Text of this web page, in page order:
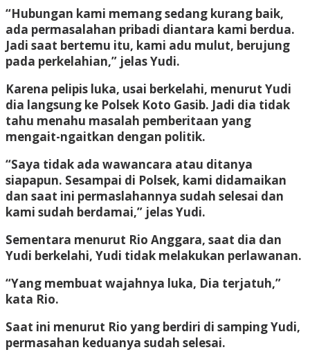
“Hubungan kami memang sedang kurang baik,
ada permasalahan pribadi diantara kami berdua.
Jadi saat bertemu itu, kami adu mulut, berujung
pada perkelahian,” jelas Yudi.
Karena pelipis luka, usai berkelahi, menurut Yudi
dia langsung ke Polsek Koto Gasib. Jadi dia tidak
tahu menahu masalah pemberitaan yang
mengait-ngaitkan dengan politik.
“Saya tidak ada wawancara atau ditanya
siapapun. Sesampai di Polsek, kami didamaikan
dan saat ini permaslahannya sudah selesai dan
kami sudah berdamai,” jelas Yudi.
Sementara menurut Rio Anggara, saat dia dan
Yudi berkelahi, Yudi tidak melakukan perlawanan.
“Yang membuat wajahnya luka, Dia terjatuh,”
kata Rio.
Saat ini menurut Rio yang berdiri di samping Yudi,
permasahan keduanya sudah selesai.